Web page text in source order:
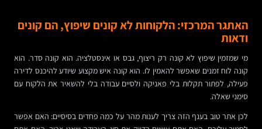
האתגר המרכזי: הלקוחות לא קונים שיפוץ, הם קונים
ודאות
מי שמזמין שיפוץ לא קונה רק ריצוף, גבס או אינסטלציה. הוא קונה סדר. הוא
קונה לוח זמנים שאפשר להאמין לו. הוא קונה איש מקצוע שיודע להיכנס לדירה
פעילה, לפתור תקלות בלי פאניקה ולסיים עבודה בלי להשאיר את הלקוח עם
סימני שאלה.
לכן אתר טוב בענף הזה צריך לענות מהר על כמה פחדים בסיסיים: האם אפשר